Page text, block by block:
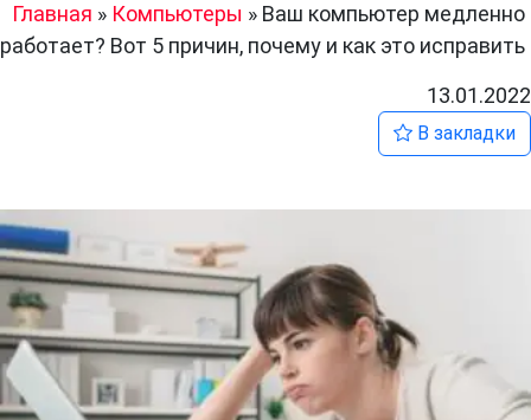
Главная » Компьютеры » Ваш компьютер медленно
работает? Вот 5 причин, почему и как это исправить
13.01.2022
В закладки